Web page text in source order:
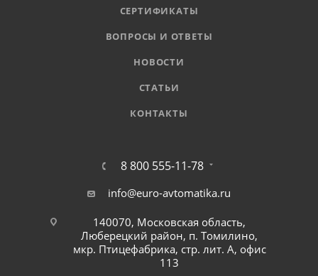
СЕРТИФИКАТЫ
ВОПРОСЫ И ОТВЕТЫ
НОВОСТИ
СТАТЬИ
КОНТАКТЫ
8 800 555-11-78
info@euro-avtomatika.ru
140070, Московская область,
Люберецкий район, п. Томилино,
мкр. Птицефабрика, стр. лит. А, офис
113